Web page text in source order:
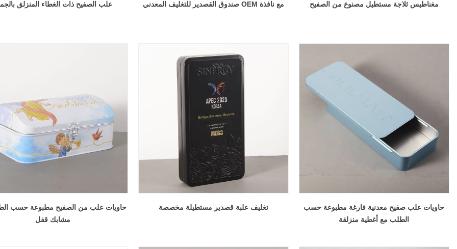
علب الصفيح ذات الغطاء المنزلق صندوق القصدير للتغليف المعدني OEM مع نافذة مغناطيس ثلاجة مستطيل مصنوع من الصفيح
حاويات علب من الصفيح مطبوعة حسب
مشابك قفل
تغليف علبة قصدير مستطيلة مخصصة
حاويات علب صفيح معدنية فارغة مطبوعة حسب
الطلب مع أغطية منزلقة